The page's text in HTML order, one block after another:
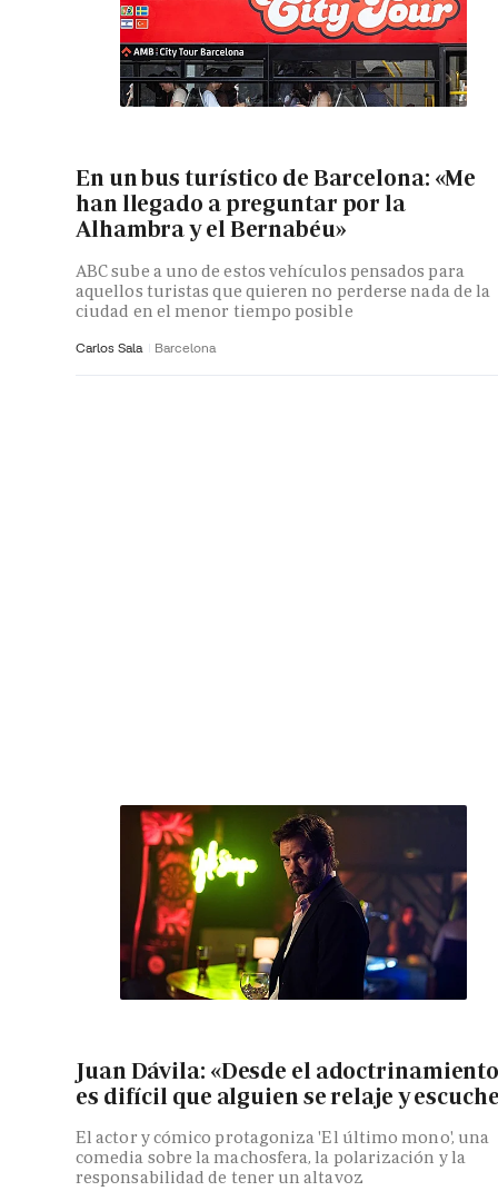
En un bus turístico de Barcelona: «Me
han llegado a preguntar por la
Alhambra y el Bernabéu»
ABC sube a uno de estos vehículos pensados para
aquellos turistas que quieren no perderse nada de la
ciudad en el menor tiempo posible
Carlos Sala Barcelona
Juan Dávila: «Desde el
es difícil que alguien se relaje y
El actor y cómico protagoniza 'El último mono', una
comedia sobre la machosfera, la polarización y la
responsabilidad de tener un altavoz